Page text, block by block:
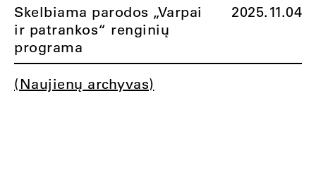
Skelbiama parodos „Varpai
ir patrankos“ renginių
programa
2025.11.04
(Naujienų archyvas)